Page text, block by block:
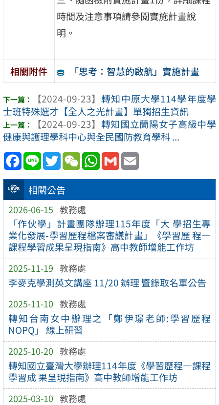
相關公告
2026-06-15 教務處
「作伙學」計畫團隊辦理115年度「大 學招生專
業化發展-學習歷程檔案審議計畫」《學習歷 程—
課程學習成果呈現指南》高中教師增能工作坊
2025-11-19 教務處
李麥克學測英文講座 11/20 辦理 暨錄取名單公告
2025-11-10 教務處
轉知台南女中辦理之「鄭伊璟老師:學習歷程
NOPQ」 線上研習
2025-10-20 教務處
轉知國立臺灣大學辦理114年度《學習歷程—課程
學習成 果呈現指南》高中教師增能工作坊
2025-03-10 教務處
時間及注意事項請參閱實施計畫說
明。
相關附件 「思考：智慧的啟航」實施計畫
【2024-09-23】 轉知中原大學114學年度學
士班特殊選才【全人之光計畫】單獨招生資訊
【2024-09-23】 轉知國立蘭陽女子高級中學
健康與護理學科中心與全民國防教育學科 ...
Facebook
Line TwitterWeChatWhatsApp
Gmail